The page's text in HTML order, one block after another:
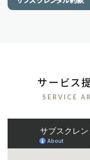
サービス
SERVICE